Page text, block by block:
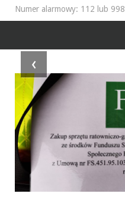
Numer alarmowy: 112 lub 998
‹